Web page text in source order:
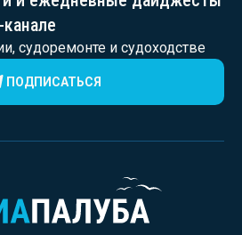
судоремонте и судоходстве
ПОДПИСАТЬСЯ